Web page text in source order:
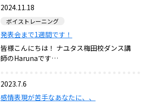
2024.11.18
ボイストレーニング
発表会まで1週間です！
皆様こんにちは！ ナユタス梅田校ダンス講
師のHarunaです…
2023.7.6
感情表現が苦手なあなたに、、